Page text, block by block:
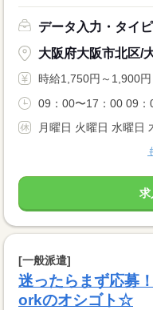
データ入力・タイ
大阪府大阪市北区/
時給1,750円～1,900円
09：00〜17：00 09
月曜日 火曜日 水曜日
求
[一般派遣]
迷ったらまず応募
orkのオシゴト☆